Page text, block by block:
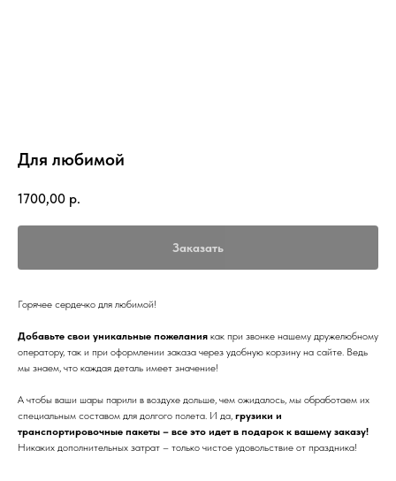
Для любимой
1700,00 р.
Заказать
Горячее сердечко для любимой!
Добавьте свои уникальные пожелания как при звонке нашему дружелюбному
оператору, так и при оформлении заказа через удобную корзину на сайте. Ведь
мы знаем, что каждая деталь имеет значение!
А чтобы ваши шары парили в воздухе дольше, чем ожидалось, мы обработаем их
специальным составом для долгого полета. И да, грузики и
транспортировочные пакеты – все это идет в подарок к вашему заказу!
Никаких дополнительных затрат – только чистое удовольствие от праздника!